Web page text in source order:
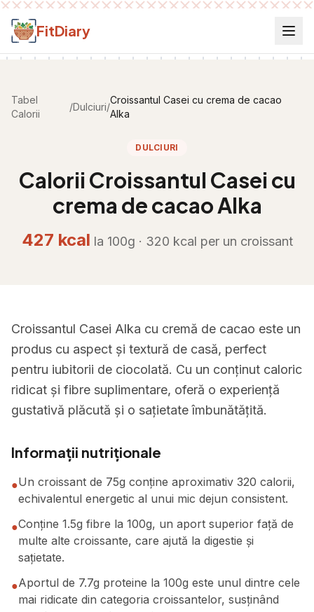
Salt la conținut
FitDiary
Tabel
Calorii
/Dulciuri/
Croissantul Casei cu crema de cacao
Alka
DULCIURI
Calorii Croissantul Casei cu
crema de cacao Alka
427 kcal la 100g · 320 kcal per un croissant
Croissantul Casei Alka cu cremă de cacao este un
produs cu aspect și textură de casă, perfect
pentru iubitorii de ciocolată. Cu un conținut caloric
ridicat și fibre suplimentare, oferă o experiență
gustativă plăcută și o sațietate îmbunătățită.
Informații nutriționale
●Un croissant de 75g conține aproximativ 320 calorii,
echivalentul energetic al unui mic dejun consistent.
●Conține 1.5g fibre la 100g, un aport superior față de
multe alte croissante, care ajută la digestie și
sațietate.
●Aportul de 7.7g proteine la 100g este unul dintre cele
mai ridicate din categoria croissantelor, susținând